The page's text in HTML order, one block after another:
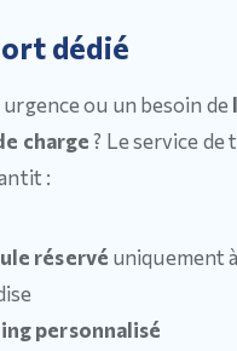
dédié
ou un besoin de
charge? Le service
:
réservé uniquement
personnalisé